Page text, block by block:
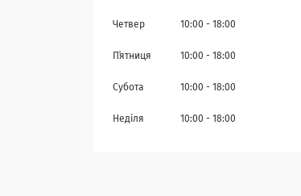
Четвер 10:00 18:00
Пʼятниця 10:00 18:00
Субота 10:00 18:00
Неділя 10:00 18:00